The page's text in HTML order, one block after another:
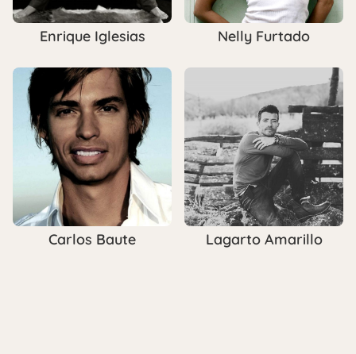
Enrique Iglesias Nelly Furtado
Carlos Baute Lagarto Amarillo